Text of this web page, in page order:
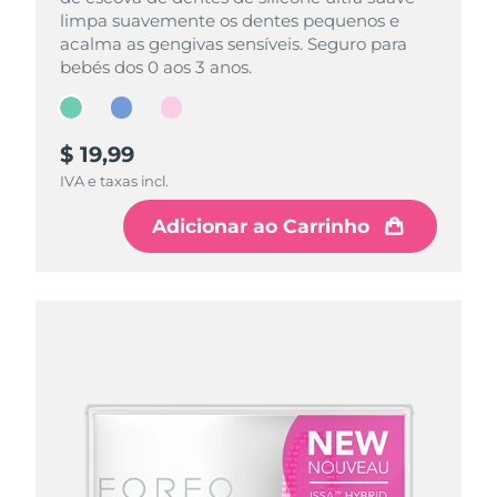
limpa suavemente os dentes pequenos e
acalma as gengivas sensíveis. Seguro para
bebés dos 0 aos 3 anos.
$ 19,99
IVA e taxas incl.
Adicionar ao Carrinho
limpa suavemente os dentes pequenos e
acalma as gengivas sensíveis. Seguro para
bebés dos 0 aos 3 anos.
$ 19,99
IVA e taxas incl.
Adicionar ao Carrinho
limpa suavemente os dentes pequenos e
acalma as gengivas sensíveis. Seguro para
bebés dos 0 aos 3 anos.
$ 19,99
IVA e taxas incl.
Adicionar ao Carrinho